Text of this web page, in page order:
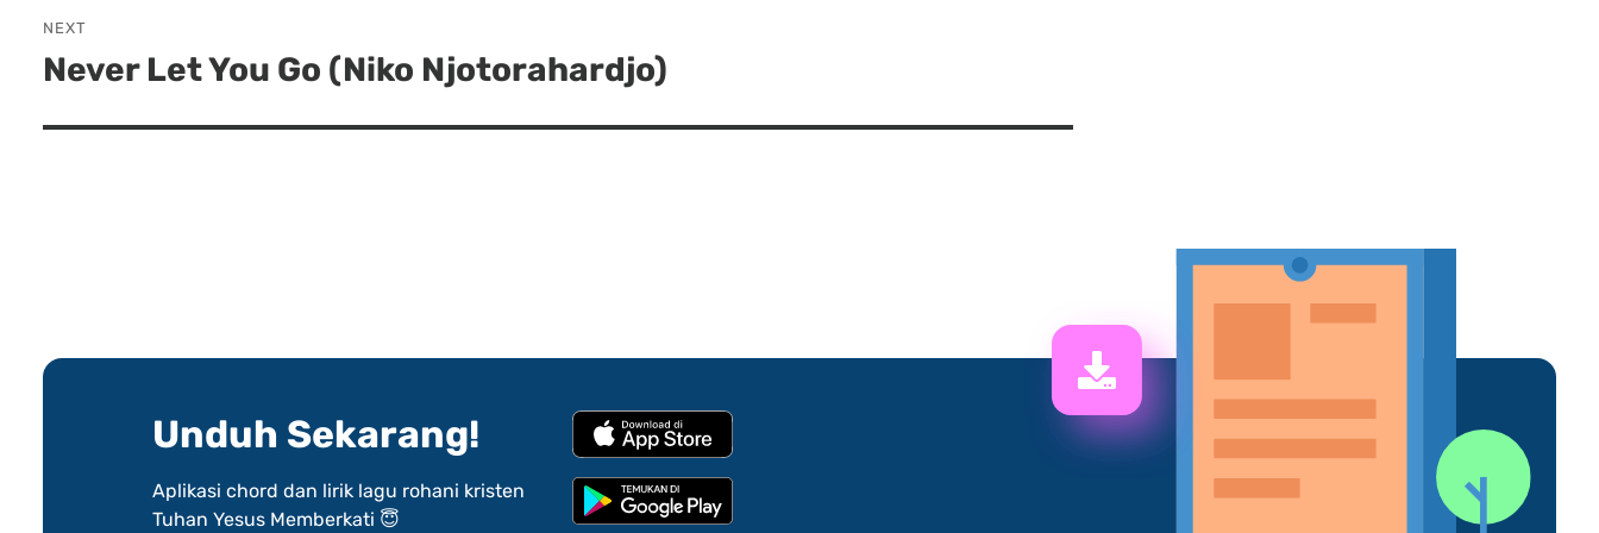
NEXT
Next
Never Let You Go (Niko Njotorahardjo)
Unduh Sekarang!
Aplikasi chord dan lirik lagu rohani kristen
Tuhan Yesus Memberkati 😇